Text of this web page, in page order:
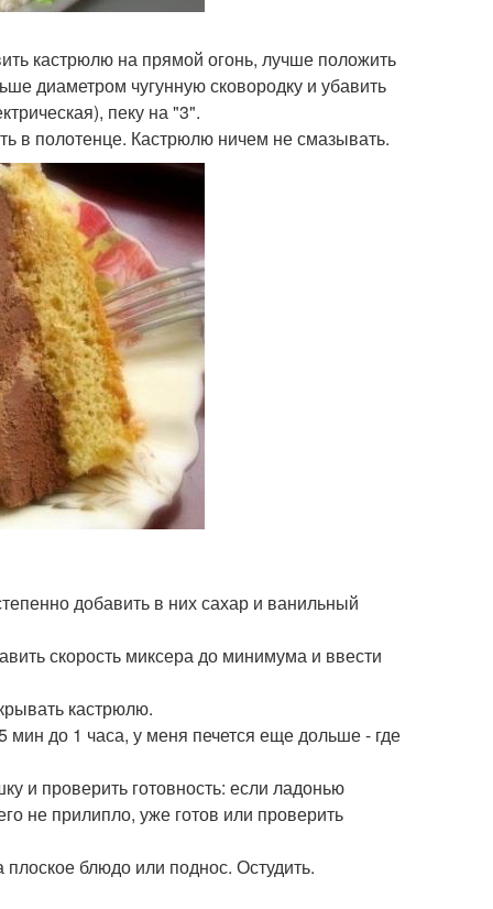
кастрюлю на прямой огонь, лучше положить
диаметром чугунную сковородку и убавить
пеку на "3".
в полотенце. Кастрюлю ничем не смазывать.
добавить в них сахар и ванильный
скорость миксера до минимума и ввести
кастрюлю.
мин до 1 часа, у меня печется еще дольше - где
и проверить готовность: если ладонью
не прилипло, уже готов или проверить
блюдо или поднос. Остудить.